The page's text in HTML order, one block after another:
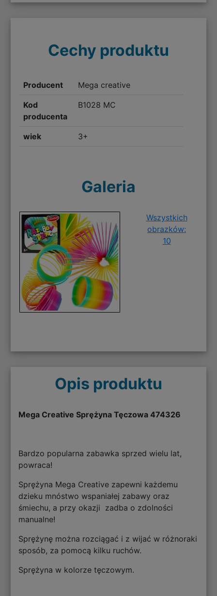
Cechy produktu
Producent Mega creative
Kod
producenta
B1028 MC
wiek 3+
Galeria
Wszystkich
obrazków:
10
Opis produktu
Mega Creative Sprężyna Tęczowa 474326
Bardzo popularna zabawka sprzed wielu lat,
powraca!
Sprężyna Mega Creative zapewni każdemu
dzieku mnóstwo wspaniałej zabawy oraz
śmiechu, a przy okazji zadba o zdolności
manualne!
Sprężynę można rozciągać i z wijać w różnoraki
sposób, za pomocą kilku ruchów.
Sprężyna w kolorze tęczowym.